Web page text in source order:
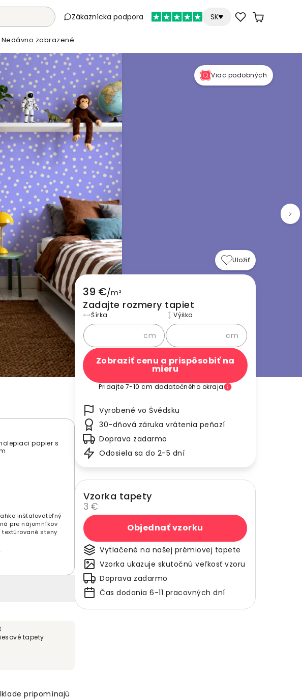
Zákaznícka podpora SK
Nedávno zobrazené
Viac podobných
papier s
inštalovateľný
pre nájomníkov
textúrované steny
tapety
pripomínajú
Uložiť
39 €/m²
Zadajte rozmery tapiet
Šírka
cm
Výška
cm
Zobraziť cenu a prispôsobiť na
mieru
Pridajte 7-10 cm dodatočného okraja
Vyrobené vo Švédsku
30-dňová záruka vrátenia peňazí
Doprava zadarmo
Odosiela sa do 2-5 dní
Vzorka tapety
3 €
Objednať vzorku
Vytlačené na našej prémiovej tapete
Vzorka ukazuje skutočnú veľkosť vzoru
Doprava zadarmo
Čas dodania 6-11 pracovných dní